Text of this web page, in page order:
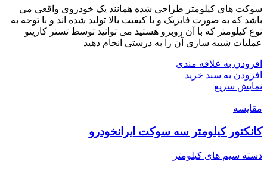
سوکت های کیلومتر طراحی شده همانند یک خودروی واقعی می
باشد که به صورت فابریک و با کیفیت بالا تولید شده اند و با توجه به
نوع کیلومتر که با آن روبرو هستید می توانید توسط تستر کارینو
عملیات شبیه سازی آن را به درستی انجام دهید
افزودن به علاقه مندی
افزودن به سبد خرید
نمایش سریع
مقايسه
کانکتور کیلومتر سه سوکت ایرانخودرو
دسته سیم های کیلومتر